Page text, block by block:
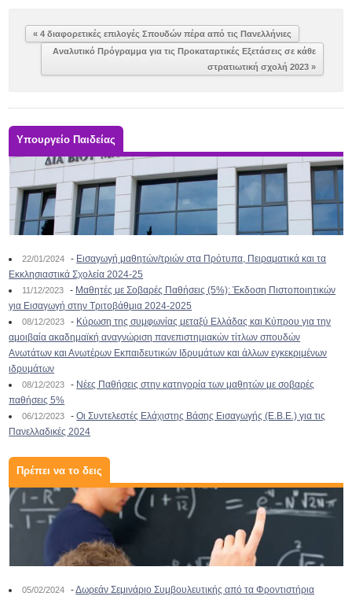
« 4 διαφορετικές επιλογές Σπουδών πέρα από τις Πανελλήνιες
Αναλυτικό Πρόγραμμα για τις Προκαταρτικές Εξετάσεις σε κάθε
στρατιωτική σχολή 2023 »
Υπουργείο Παιδείας
22/01/2024 - Εισαγωγή μαθητών/τριών στα Πρότυπα, Πειραματικά και τα
Εκκλησιαστικά Σχολεία 2024-25
11/12/2023 - Μαθητές με Σοβαρές Παθήσεις (5%): Έκδοση Πιστοποιητικών
για Εισαγωγή στην Τριτοβάθμια 2024-2025
08/12/2023 - Κύρωση της συμφωνίας μεταξύ Ελλάδας και Κύπρου για την
αμοιβαία ακαδημαϊκή αναγνώριση πανεπιστημιακών τίτλων σπουδών
Ανωτάτων και Ανωτέρων Εκπαιδευτικών Ιδρυμάτων και άλλων εγκεκριμένων
ιδρυμάτων
08/12/2023 - Νέες Παθήσεις στην κατηγορία των μαθητών με σοβαρές
παθήσεις 5%
06/12/2023 -Οι Συντελεστές Ελάχιστης Βάσης Εισαγωγής (Ε.Β.Ε.) για τις
Πανελλαδικές 2024
Πρέπει να το δεις
05/02/2024 -Δωρεάν Σεμινάριο Συμβουλευτικής από τα Φροντιστήρια